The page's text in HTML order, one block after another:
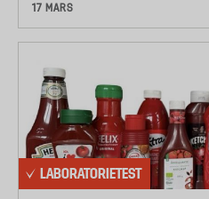
17 MARS
LABORATORIETEST